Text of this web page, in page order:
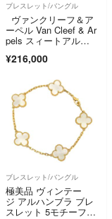
ブレスレット/バングル
ヴァンクリーフ＆ア
ーペル Van Cleef & Ar
pels スィートアルハ
ス ゴールド Au750 マ
¥216,000
ブレスレット/バングル
極美品 ヴィンテー
ジ アルハンブラ ブレ
スレット 5モチーフDt